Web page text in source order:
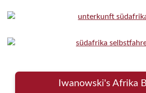
Iwanowski's Afrika